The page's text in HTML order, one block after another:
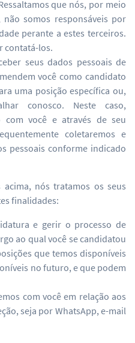
que nós, por meio
não somos responsáveis por
perante a estes terceiros.
contatá-los.
seus dados pessoais de
você como candidato
uma posição específica ou,
conosco. Neste caso,
com você e através de seu
coletaremos e
pessoais conforme indicado
acima, nós tratamos os seus
finalidades:
e gerir o processo de
ao qual você se candidatou
que temos disponíveis
no futuro, e que podem
com você em relação aos
seja por WhatsApp, e-mail